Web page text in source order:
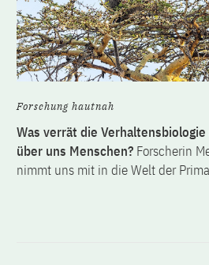
Forschung hautnah
Was verrät die
über uns Menschen? Forscherin
nimmt uns mit in die Welt der